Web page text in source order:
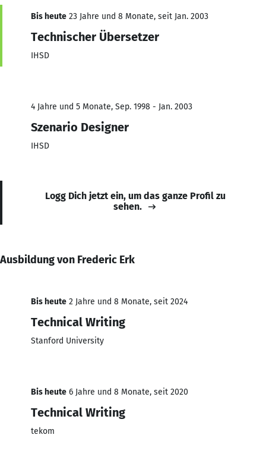
Bis heute 23 Jahre und 8 Monate, seit Jan. 2003
Technischer Übersetzer
IHSD
4 Jahre und 5 Monate, Sep. 1998 - Jan. 2003
Szenario Designer
IHSD
Logg Dich jetzt ein, um das ganze Profil zu
sehen.
Ausbildung von Frederic Erk
Bis heute 2 Jahre und 8 Monate, seit 2024
Technical Writing
Stanford University
Bis heute 6 Jahre und 8 Monate, seit 2020
Technical Writing
tekom